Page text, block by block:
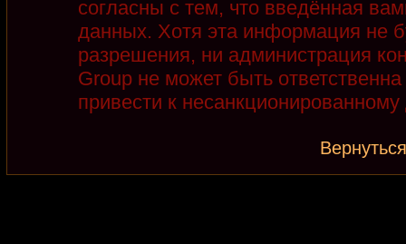
согласны с тем, что введённая
данных. Хотя эта информация не
разрешения, ни администрация
Group не может быть
привести к несанкционированному